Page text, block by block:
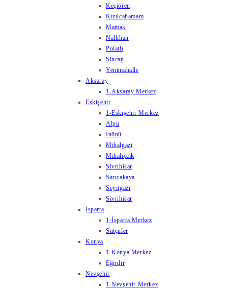
Keçiören
Kızılcahamam
Mamak
Nallıhan
Polatlı
Sincan
Yenimahalle
Aksaray
1-Aksaray Merkez
Eskişehir
1-Eskişehir Merkez
Alpu
İnönü
Mihalgazi
Mihalıçcık
Sivrihisar
Sarıcakaya
Seyitgazi
Sivrihisar
İsparta
1-İsparta Merkez
Sütçüler
Konya
1-Konya Merkez
Eğirdir
Nevşehir
1-Nevşehir Merkez